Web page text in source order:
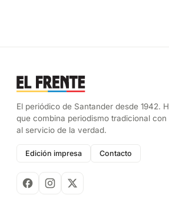
El periódico de Santander desde 1942.
que combina periodismo tradicional
al servicio de la verdad.
Edición impresa Contacto